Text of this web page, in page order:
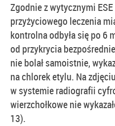
Zgodnie z wytycznymi
przyżyciowego leczenia
kontrolna odbyła się po 6
od przykrycia
nie bolał samoistnie,
na chlorek etylu. Na
w systemie radiografii
wierzchołkowe nie
13).